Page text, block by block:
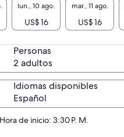
lun., 10 ago.
US$ 16
mar., 11 ago.
US$ 16
Personas
2 adultos
Idiomas disponibles
Español
de inicio: 3:30 P. M.